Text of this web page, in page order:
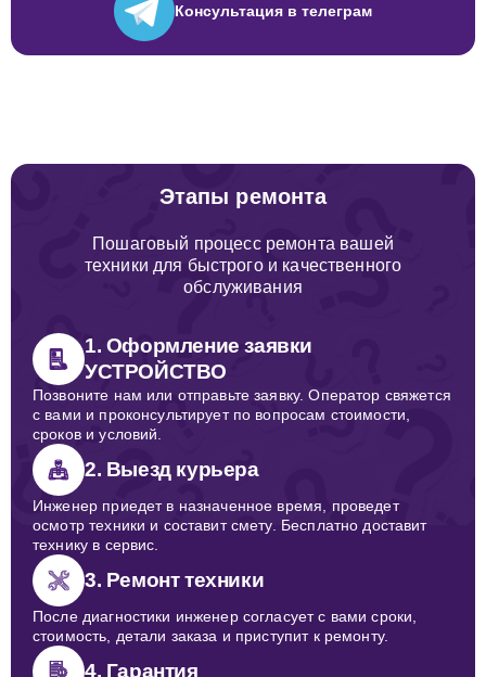
Консультация в телеграм
Этапы ремонта
Пошаговый процесс ремонта вашей
техники для быстрого и качественного
обслуживания
1. Оформление заявки
УСТРОЙСТВО
Позвоните нам или отправьте заявку. Оператор свяжется
с вами и проконсультирует по вопросам стоимости,
сроков и условий.
2. Выезд курьера
Инженер приедет в назначенное время, проведет
осмотр техники и составит смету. Бесплатно доставит
технику в сервис.
3. Ремонт техники
После диагностики инженер согласует с вами сроки,
стоимость, детали заказа и приступит к ремонту.
4. Гарантия